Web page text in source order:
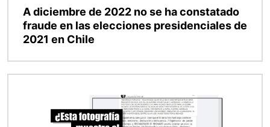
A diciembre de 2022 no se ha constatado
fraude en las elecciones presidenciales de
2021 en Chile